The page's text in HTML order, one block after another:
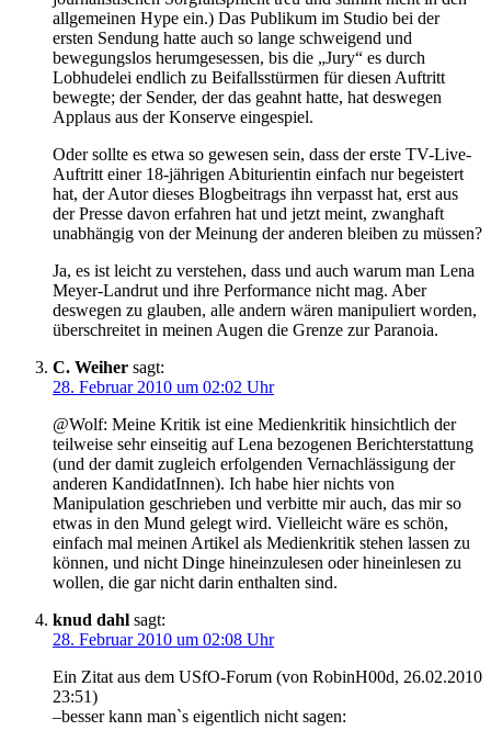
allgemeinen Hype ein.) Das Publikum im Studio bei der
ersten Sendung hatte auch so lange schweigend und
bewegungslos herumgesessen, bis die „Jury“ es durch
Lobhudelei endlich zu Beifallsstürmen für diesen Auftritt
bewegte; der Sender, der das geahnt hatte, hat deswegen
Applaus aus der Konserve eingespiel.
Oder sollte es etwa so gewesen sein, dass der erste TV-Live-
Auftritt einer 18-jährigen Abiturientin einfach nur begeistert
hat, der Autor dieses Blogbeitrags ihn verpasst hat, erst aus
der Presse davon erfahren hat und jetzt meint, zwanghaft
unabhängig von der Meinung der anderen bleiben zu müssen?
Ja, es ist leicht zu verstehen, dass und auch warum man Lena
Meyer-Landrut und ihre Performance nicht mag. Aber
deswegen zu glauben, alle andern wären manipuliert worden,
überschreitet in meinen Augen die Grenze zur Paranoia.
C. Weiher sagt:
28. Februar 2010 um 02:02 Uhr
@Wolf: Meine Kritik ist eine Medienkritik hinsichtlich der
teilweise sehr einseitig auf Lena bezogenen Berichterstattung
(und der damit zugleich erfolgenden Vernachlässigung der
anderen KandidatInnen). Ich habe hier nichts von
Manipulation geschrieben und verbitte mir auch, das mir so
etwas in den Mund gelegt wird. Vielleicht wäre es schön,
einfach mal meinen Artikel als Medienkritik stehen lassen zu
können, und nicht Dinge hineinzulesen oder hineinlesen zu
wollen, die gar nicht darin enthalten sind.
knud dahl sagt:
28. Februar 2010 um 02:08 Uhr
Ein Zitat aus dem USfO-Forum (von RobinH00d, 26.02.2010
23:51)
–besser kann man`s eigentlich nicht sagen: